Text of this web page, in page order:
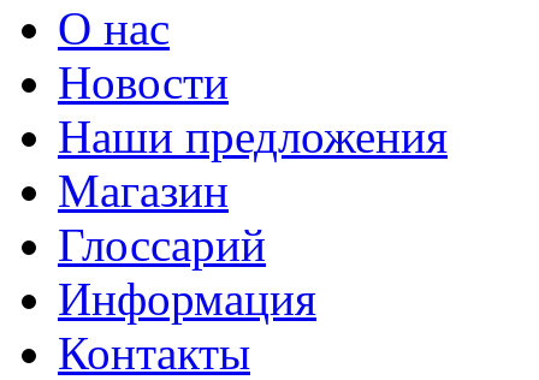
О нас
Новости
Наши предложения
Магазин
Глоссарий
Информация
Контакты